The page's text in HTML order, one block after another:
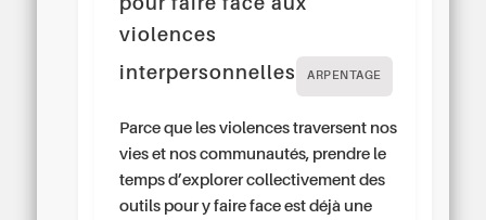
violences
interpersonnelles
ARPENTAGE
Parce que les violences traversent nos
vies et nos communautés, prendre le
temps d’explorer collectivement des
outils pour y faire face est déjà une